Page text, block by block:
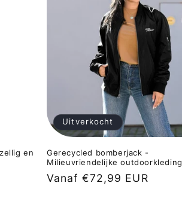
en
Uitverkocht
Gerecycled bomberjack -
Milieuvriendelijke outdoorkleding
Normale
Vanaf €72,99 EUR